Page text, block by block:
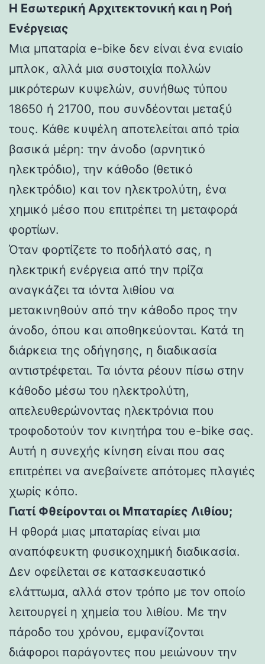
Η Εσωτερική Αρχιτεκτονική και η Ροή
Ενέργειας
Μια μπαταρία e-bike δεν είναι ένα ενιαίο
μπλοκ, αλλά μια συστοιχία πολλών
μικρότερων κυψελών, συνήθως τύπου
18650 ή 21700, που συνδέονται μεταξύ
τους. Κάθε κυψέλη αποτελείται από τρία
βασικά μέρη: την άνοδο (αρνητικό
ηλεκτρόδιο), την κάθοδο (θετικό
ηλεκτρόδιο) και τον ηλεκτρολύτη, ένα
χημικό μέσο που επιτρέπει τη μεταφορά
φορτίων.
Όταν φορτίζετε το ποδήλατό σας, η
ηλεκτρική ενέργεια από την πρίζα
αναγκάζει τα ιόντα λιθίου να
μετακινηθούν από την κάθοδο προς την
άνοδο, όπου και αποθηκεύονται. Κατά τη
διάρκεια της οδήγησης, η διαδικασία
αντιστρέφεται. Τα ιόντα ρέουν πίσω στην
κάθοδο μέσω του ηλεκτρολύτη,
απελευθερώνοντας ηλεκτρόνια που
τροφοδοτούν τον κινητήρα του e-bike σας.
Αυτή η συνεχής κίνηση είναι που σας
επιτρέπει να ανεβαίνετε απότομες πλαγιές
χωρίς κόπο.
Γιατί Φθείρονται οι Μπαταρίες Λιθίου;
Η φθορά μιας μπαταρίας είναι μια
αναπόφευκτη φυσικοχημική διαδικασία.
Δεν οφείλεται σε κατασκευαστικό
ελάττωμα, αλλά στον τρόπο με τον οποίο
λειτουργεί η χημεία του λιθίου. Με την
πάροδο του χρόνου, εμφανίζονται
διάφοροι παράγοντες που μειώνουν την